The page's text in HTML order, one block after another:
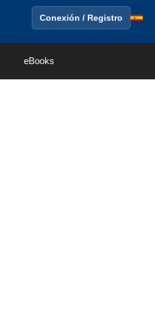
Conexión / Registro
eBooks